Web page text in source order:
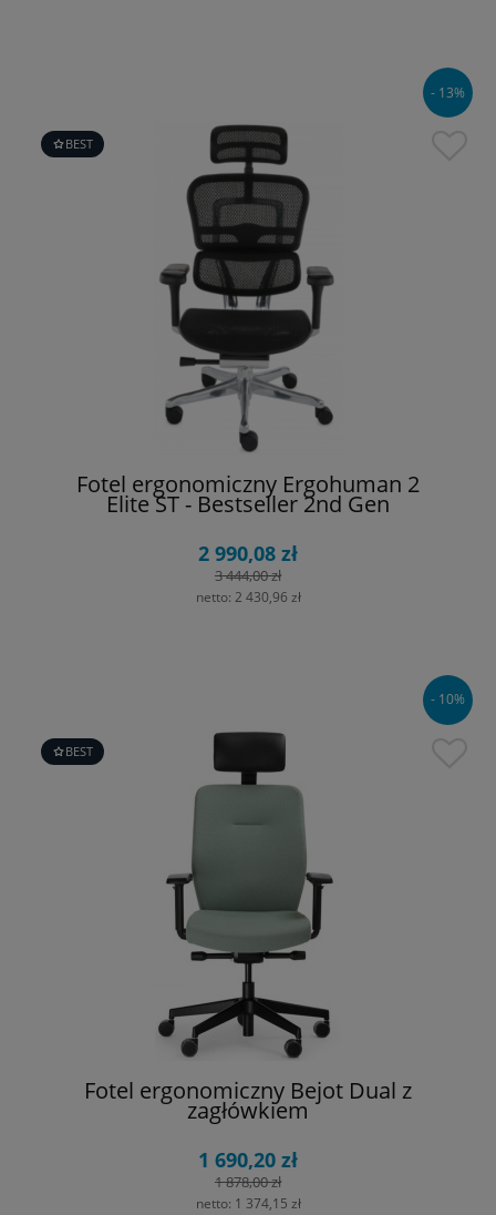
BEST
Fotel ergonomiczny Ergohuman 2
Elite ST - Bestseller 2nd Gen
2 990,08 zł
3 444,00 zł
netto: 2 430,96 zł
- 13%
BEST
Fotel ergonomiczny Bejot Dual z
zagłówkiem
1 690,20 zł
1 878,00 zł
netto: 1 374,15 zł
- 10%